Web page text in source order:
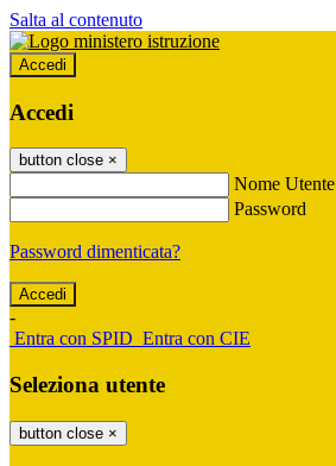
Salta al contenuto
Accedi
Accedi
button close ×
Nome Utente
Password
Password dimenticata?
-
Entra con SPID Entra con CIE
Seleziona utente
button close ×